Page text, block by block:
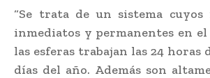
“Se trata de un sistema cuyos
inmediatos y permanentes en
las esferas trabajan las 24 horas
días del año. Además son